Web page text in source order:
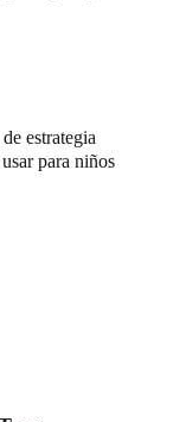
estrategia
para niños